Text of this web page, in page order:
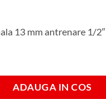
13 mm antrenare 1/2″
ADAUGA IN COS